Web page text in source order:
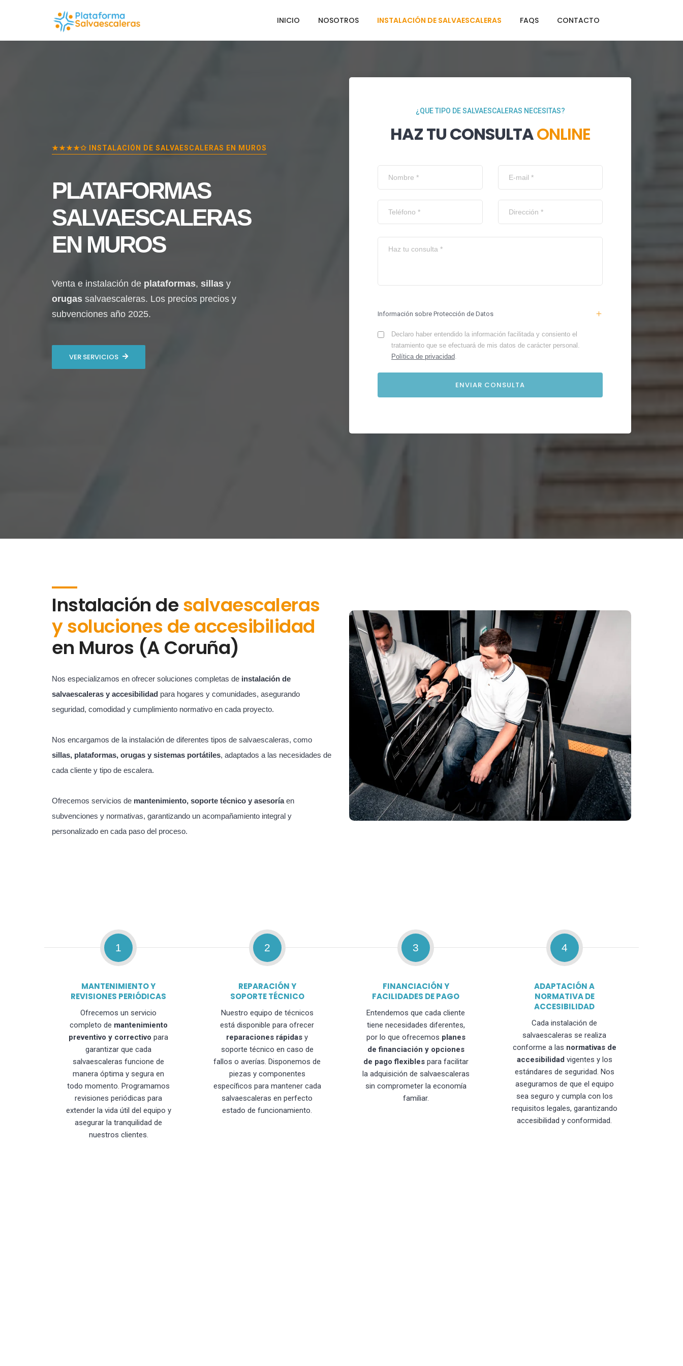
INICIO NOSOTROS INSTALACIÓN DE SALVAESCALERAS FAQS CONTACTO
★★★★✩ INSTALACIÓN DE SALVAESCALERAS EN MUROS
PLATAFORMAS
SALVAESCALERAS
EN MUROS
Venta e instalación de plataformas, sillas y
orugas salvaescaleras. Los precios precios y
subvenciones año 2025.
VER SERVICIOS
¿QUE TIPO DE SALVAESCALERAS NECESITAS?
HAZ TU CONSULTAONLINE
Información sobre Protección de Datos
Declaro haber entendido la información facilitada y consiento el
tratamiento que se efectuará de mis datos de carácter personal.
Política de privacidad.
Instalación desalvaescaleras
y soluciones de accesibilidad
en Muros (A Coruña)
Nos especializamos en ofrecer soluciones completas de instalación de
salvaescaleras y accesibilidad para hogares y comunidades, asegurando
seguridad, comodidad y cumplimiento normativo en cada proyecto.
Nos encargamos de la instalación de diferentes tipos de salvaescaleras, como
sillas, plataformas, orugas y sistemas portátiles, adaptados a las necesidades de
cada cliente y tipo de escalera.
Ofrecemos servicios de mantenimiento, soporte técnico y asesoríaen
subvenciones y normativas, garantizando un acompañamiento integral y
personalizado en cada paso del proceso.
1
MANTENIMIENTO Y
REVISIONES PERIÓDICAS
Ofrecemos un servicio
completo de mantenimiento
preventivo y correctivo para
garantizar que cada
salvaescaleras funcione de
manera óptima y segura en
todo momento. Programamos
revisiones periódicas para
extender la vida útil del equipo y
asegurar la tranquilidad de
nuestros clientes.
2
REPARACIÓN Y
SOPORTE TÉCNICO
Nuestro equipo de técnicos
está disponible para ofrecer
reparaciones rápidas y
soporte técnico en caso de
fallos o averías. Disponemos de
piezas y componentes
específicos para mantener cada
salvaescaleras en perfecto
estado de funcionamiento.
3
FINANCIACIÓN Y
FACILIDADES DE PAGO
Entendemos que cada cliente
tiene necesidades diferentes,
por lo que ofrecemos planes
de financiación y opciones
de pago flexiblespara facilitar
la adquisición de salvaescaleras
sin comprometer la economía
familiar.
4
ADAPTACIÓN A
NORMATIVA DE
ACCESIBILIDAD
Cada instalación de
salvaescaleras se realiza
conforme a las normativas de
accesibilidad vigentes y los
estándares de seguridad. Nos
aseguramos de que el equipo
sea seguro y cumpla con los
requisitos legales, garantizando
accesibilidad y conformidad.